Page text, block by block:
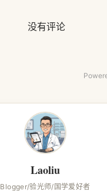
没有评论
Laoliu
Blogger/验光师/国学爱好者